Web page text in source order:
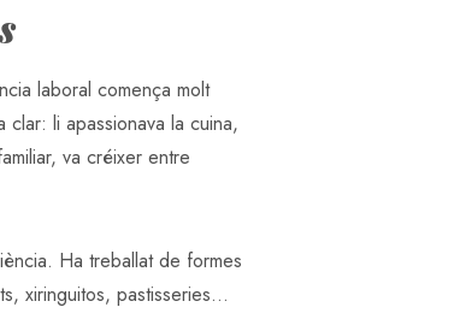
laboral comença molt
li apassionava la cuina,
va créixer entre
Ha treballat de formes
xiringuitos, pastisseries…